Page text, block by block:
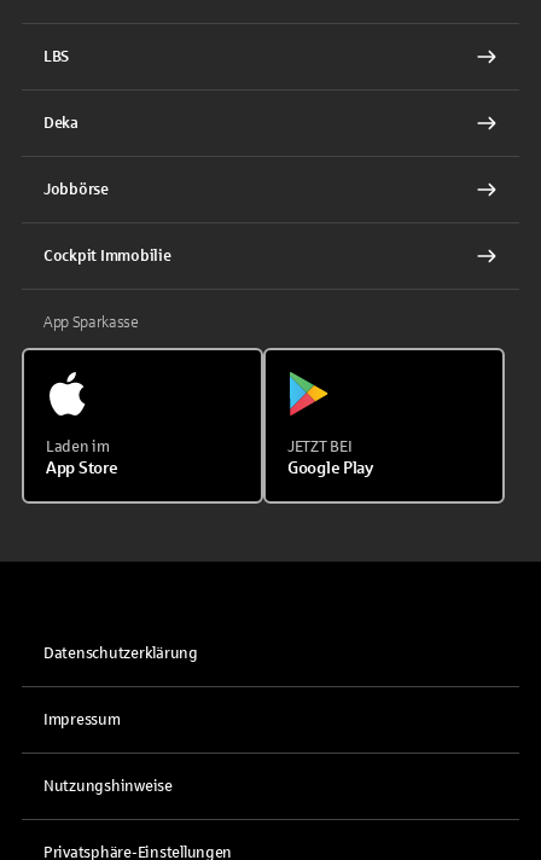
LBS
Deka
Jobbörse
Cockpit Immobilie
App Sparkasse
Laden im
App Store
JETZT BEI
Google Play
Datenschutzerklärung
Impressum
Nutzungshinweise
Privatsphäre-Einstellungen